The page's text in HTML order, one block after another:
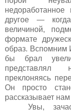
другое —
величиной,
формате
образ. Вспомним
бы брал
представлял
преклоняясь
Он просто
рассказывает
Увы,